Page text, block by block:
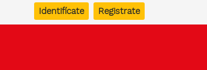
Identifícate Registrate